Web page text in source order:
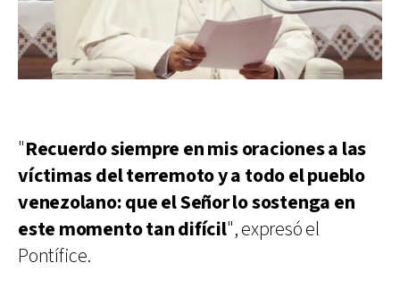
"Recuerdo siempre en mis oraciones a las
víctimas del terremoto y a todo el pueblo
venezolano: que el Señor lo sostenga en
este momento tan difícil", expresó el
Pontífice.